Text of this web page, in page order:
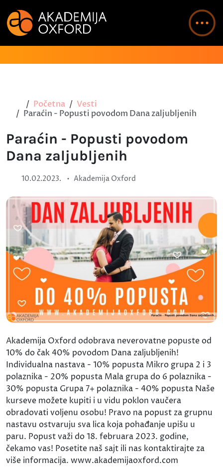
Početna
Vesti
Paraćin - Popusti povodom Dana zaljubljenih
Paraćin - Popusti povodom
Dana zaljubljenih
10.02.2023. • Akademija Oxford
Akademija Oxford odobrava neverovatne popuste od
10% do čak 40% povodom Dana zaljubljenih!
Individualna nastava - 10% popusta Mikro grupa 2 i 3
polaznika - 20% popusta Mala grupa do 6 polaznika -
30% popusta Grupa 7+ polaznika - 40% popusta Naše
kurseve možete kupiti i u vidu poklon vaučera
obradovati voljenu osobu! Pravo na popust za grupnu
nastavu ostvaruju sva lica koja pohađanje upišu u
paru. Popust važi do 18. februara 2023. godine,
čekamo vas! Posetite naš sajt ili nas kontaktirajte za
više informacija. www.akademijaoxford.com